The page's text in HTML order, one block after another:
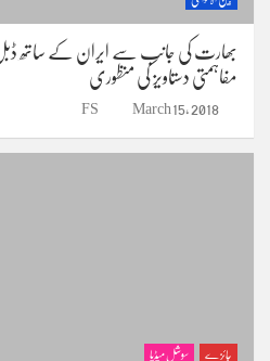
بھارت کی جانب سے ایران کے ساتھ
مفاہمتی دستاویز کی منظوری
March 15, 2018
FS
جائزے سوشل میڈیا